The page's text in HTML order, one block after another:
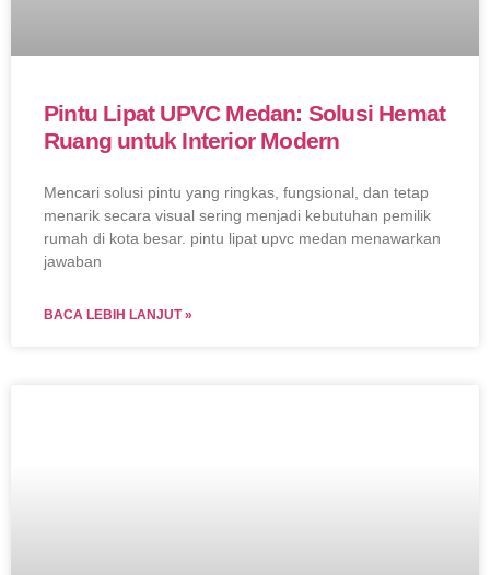
Pintu Lipat UPVC Medan: Solusi Hemat
Ruang untuk Interior Modern
Mencari solusi pintu yang ringkas, fungsional, dan tetap
menarik secara visual sering menjadi kebutuhan pemilik
rumah di kota besar. pintu lipat upvc medan menawarkan
jawaban
BACA LEBIH LANJUT »